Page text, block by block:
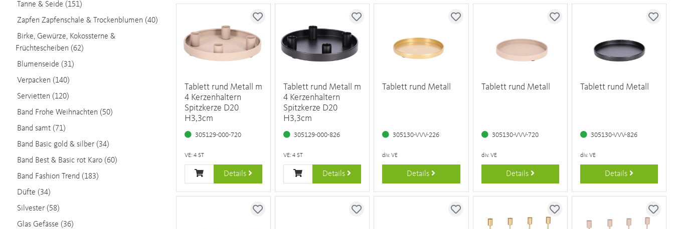
Tanne & Seide (151)
Zapfen Zapfenschale & Trockenblumen (40)
Birke, Gewürze, Kokossterne &
Früchtescheiben (62)
Blumenseide (31)
Verpacken (140)
Servietten (120)
Band Frohe Weihnachten (50)
Band samt (71)
Band Basic gold & silber (34)
Band Best & Basic rot Karo (60)
Band Fashion Trend (183)
Düfte (34)
Silvester (58)
Glas Gefässe (36)
Tablett rund Metall m
4 Kerzenhaltern
Spitzkerze D20
H3,3cm
305129-000-720
VE: 4 ST
Details
Tablett rund Metall m
4 Kerzenhaltern
Spitzkerze D20
H3,3cm
305129-000-826
VE: 4 ST
Details
Tablett rund Metall
305130-VVV-226
div. VE
Details
Tablett rund Metall
305130-VVV-720
div. VE
Details
Tablett rund Metall
305130-VVV-826
div. VE
Details